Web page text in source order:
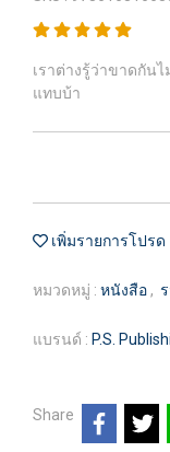
เราต่างรู้ว่าขาดกัน
แทบบ้า
เพิ่มรายการโปรด
หมวดหมู่ : หนังสือ ,
แบรนด์ : P.S.
Share